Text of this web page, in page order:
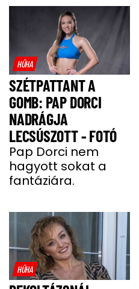
HŰHA
SZÉTPATTANT A
GOMB: PAP DORCI
NADRÁGJA
LECSÚSZOTT - FOTÓ
Pap Dorci nem
hagyott sokat a
fantáziára.
HŰHA